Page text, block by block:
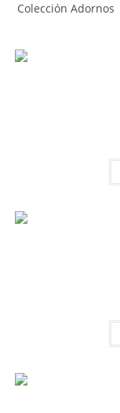
Colección Adornos